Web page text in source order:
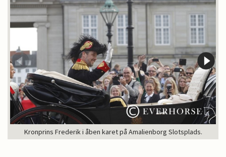
Kronprins Frederik i åben karet på Amalienborg Slotsplads.